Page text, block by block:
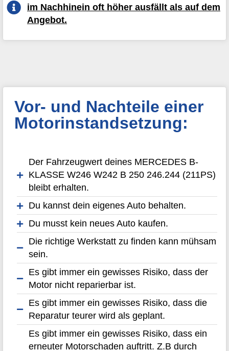
im Nachhinein oft höher ausfällt als auf dem
Angebot.
Vor- und Nachteile einer
Motorinstandsetzung:
Der Fahrzeugwert deines MERCEDES B-
KLASSE W246 W242 B 250 246.244 (211PS)
bleibt erhalten.
Du kannst dein eigenes Auto behalten.
Du musst kein neues Auto kaufen.
Die richtige Werkstatt zu finden kann mühsam
sein.
Es gibt immer ein gewisses Risiko, dass der
Motor nicht reparierbar ist.
Es gibt immer ein gewisses Risiko, dass die
Reparatur teurer wird als geplant.
Es gibt immer ein gewisses Risiko, dass ein
erneuter Motorschaden auftritt. Z.B durch